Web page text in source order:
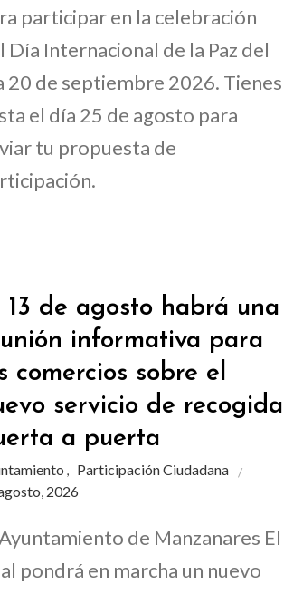
participar en la celebración
Día Internacional de la Paz del
20 de septiembre 2026. Tienes
el día 25 de agosto para
tu propuesta de
13 de agosto habrá una
informativa para
comercios sobre el
servicio de recogida
a puerta
, Participación Ciudadana
2026
de Manzanares El
pondrá en marcha un nuevo